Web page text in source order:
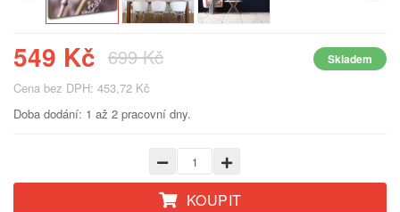
549 Kč 699 Kč Skladem
Cena bez DPH: 453,72 Kč
Doba dodání: 1 až 2 pracovní dny.
KOUPIT